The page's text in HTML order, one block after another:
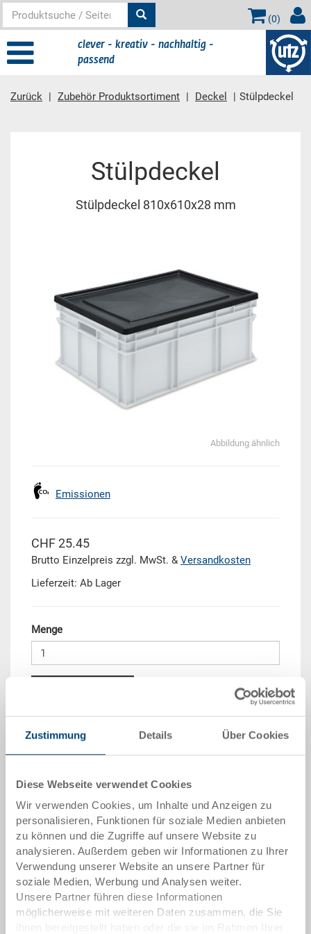
Zustimmung Details Über Cookies
Diese Webseite verwendet Cookies
Wir verwenden Cookies, um Inhalte und Anzeigen zu
personalisieren, Funktionen für soziale Medien anbieten
zu können und die Zugriffe auf unsere Website zu
analysieren. Außerdem geben wir Informationen zu Ihrer
Verwendung unserer Website an unsere Partner für
soziale Medien, Werbung und Analysen weiter.
Unsere Partner führen diese Informationen
möglicherweise mit weiteren Daten zusammen, die Sie
(0)
clever - kreativ - nachhaltig -
passend
Zurück Zubehör Produktsortiment Deckel Stülpdeckel
Stülpdeckel
Stülpdeckel 810x610x28 mm
Abbildung ähnlich
Emissionen
CHF 25.45
Brutto Einzelpreis zzgl. MwSt. & Versandkosten
Lieferzeit: Ab Lager
Menge
Mengenstaffel
ab 10 Stück CHF 22.90
ab 50 Stück CHF 20.85
ab 100 Stück CHF 19.10
ab 250 Stück CHF 16.55
Mengenstaffeln entsprechen Verpackungseinheiten.
Artikeldaten